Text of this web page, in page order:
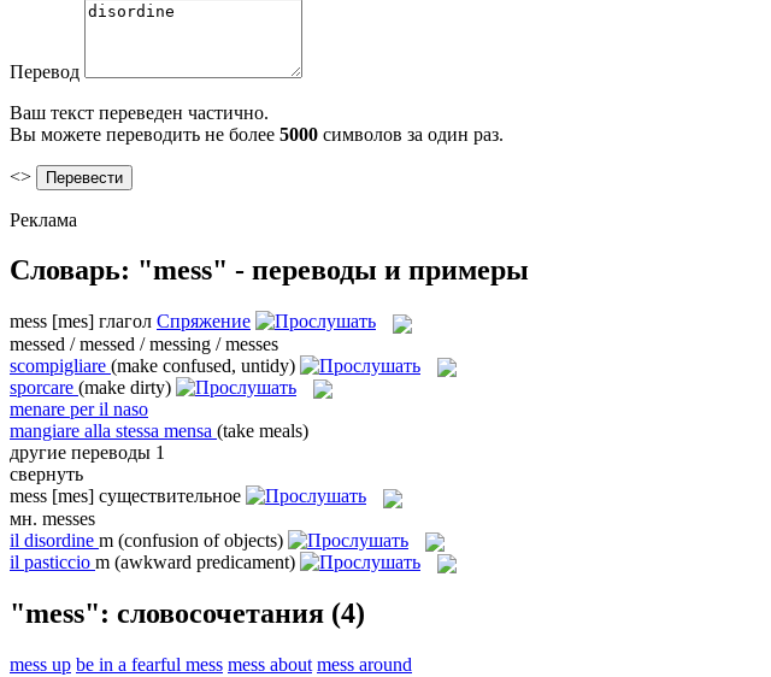
Перевод
Ваш текст переведен частично.
Вы можете переводить не более 5000 символов за один раз.
<>
Реклама
Словарь: "mess" - переводы и примеры
mess [mes] глагол Спряжение
messed / messed / messing / messes
scompigliare (make confused, untidy)
sporcare (make dirty)
menare per il naso
mangiare alla stessa mensa (take meals)
другие переводы 1
свернуть
mess [mes] существительное
мн. messes
il disordine m (confusion of objects)
il pasticcio m (awkward predicament)
"mess": словосочетания (4)
mess up be in a fearful mess mess about mess around